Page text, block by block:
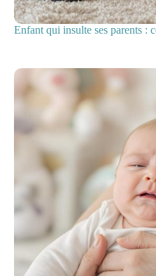
Enfant qui insulte ses parents :